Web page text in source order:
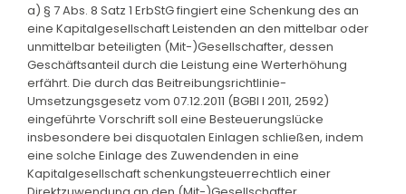
a) § 7 Abs. 8 Satz 1 ErbStG fingiert eine Schenkung des an
eine Kapitalgesellschaft Leistenden an den mittelbar oder
unmittelbar beteiligten (Mit-)Gesellschafter, dessen
Geschäftsanteil durch die Leistung eine Werterhöhung
erfährt. Die durch das Beitreibungsrichtlinie-
Umsetzungsgesetz vom 07.12.2011 (BGBl I 2011, 2592)
eingeführte Vorschrift soll eine Besteuerungslücke
insbesondere bei disquotalen Einlagen schließen, indem
eine solche Einlage des Zuwendenden in eine
Kapitalgesellschaft schenkungsteuerrechtlich einer